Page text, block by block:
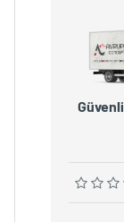
Güvenli